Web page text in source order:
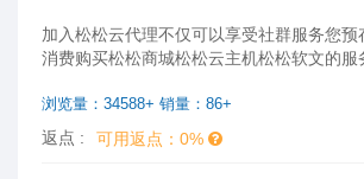
加入松松云代理不仅可以享受社群服务您
消费购买松松商城松松云主机松松软文的服
浏览量：34588+ 销量：86+
返点 : 可用返点：0%